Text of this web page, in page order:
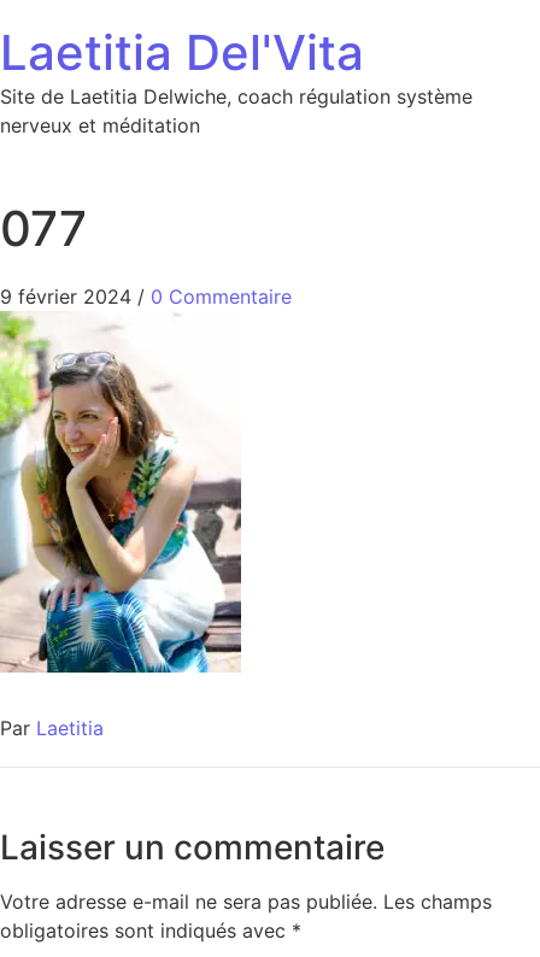
Laetitia Del'Vita
Site de Laetitia Delwiche, coach régulation système
nerveux et méditation
077
9 février 2024 / 0 Commentaire
Par Laetitia
Laisser un commentaire
Votre adresse e-mail ne sera pas publiée. Les champs
obligatoires sont indiqués avec *